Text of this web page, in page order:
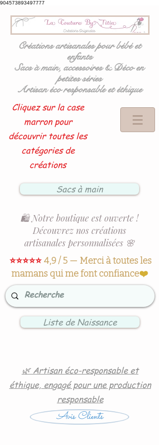
904573893497777
Créations artisanales pour bébé et
enfants
Sacs à main, accessoires & Déco en
petites séries
Artisan éco responsable et éthique
Cliquez sur la case
marron pour
découvrir toutes les
catégories de
créations
Sacs à main
🛍️ Notre boutique est ouverte !
Découvrez nos créations
artisanales personnalisées 🌸
⭐⭐⭐⭐⭐4,9 / 5 — Merci à toutes les
mamans qui me font confiance❤️
Liste de Naissance
🌿 Artisan éco-responsable et
éthique, engagé pour une production
responsable
Avis Clients